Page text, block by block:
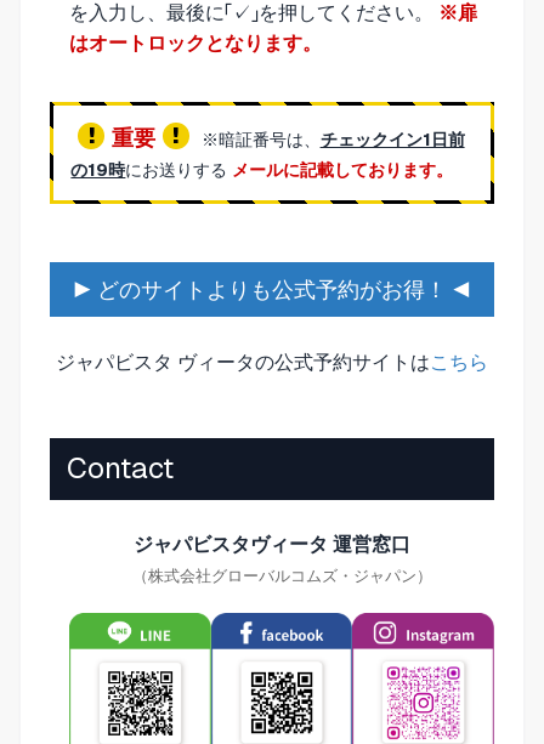
を入力し、最後に「✓」を押してください。
※扉
はオートロックとなります。
重要 ※暗証番号は、 チェックイン1日前
の19時にお送りする メールに記載しております。
▶ どのサイトよりも公式予約がお得！ ◀
ジャパビスタ ヴィータの公式予約サイトはこちら
Contact
ジャパビスタヴィータ 運営窓口
（株式会社グローバルコムズ・ジャパン）